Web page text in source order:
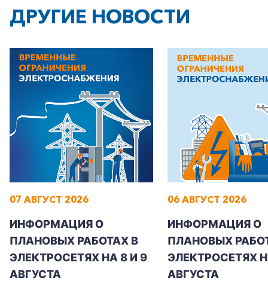
Заказать обратный звонок
Корпоративным клиентам
ДРУГИЕ НОВОСТИ
07 АВГУСТ 2026
ИНФОРМАЦИЯ О
ПЛАНОВЫХ РАБОТАХ В
ЭЛЕКТРОСЕТЯХ НА 8 И 9
АВГУСТА
06 АВГУСТ 2026
ИНФОРМАЦИЯ О
ПЛАНОВЫХ
ЭЛЕКТРОСЕТЯХ
АВГУСТА